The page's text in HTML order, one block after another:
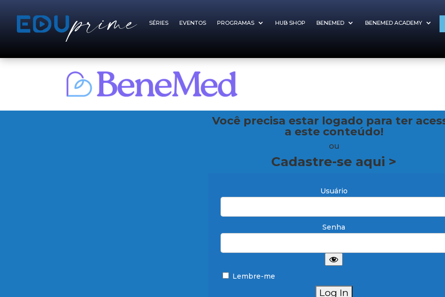
SÉRIES EVENTOS PROGRAMAS HUB SHOP BENEMED BENEMED ACADEMY
Você precisa estar logado para ter
a este conteúdo!
ou
Cadastre-se aqui >
Usuário
Senha
Lembre-me